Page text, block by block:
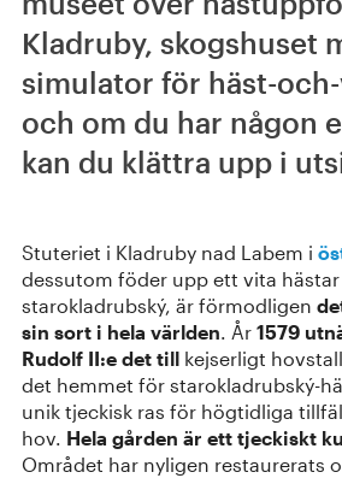
Kladruby, skogshuset
simulator för häst-
och om du har någon
kan du klättra upp i
Stuteriet i Kladruby nad Labem i
dessutom föder upp ett vita hästar
starokladrubský, är förmodligen
sin sort i hela världen. År 1579
Rudolf II:e det till kejserligt
det hemmet för starokladrubský-
unik tjeckisk ras för högtidliga
hov. Hela gården är ett tjeckiskt
Området har nyligen restaurerats